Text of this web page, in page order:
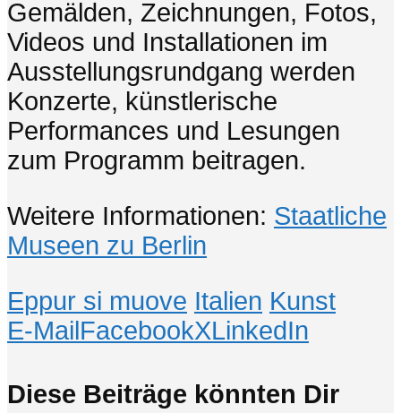
Gemälden, Zeichnungen, Fotos,
Videos und Installationen im
Ausstellungsrundgang werden
Konzerte, künstlerische
Performances und Lesungen
zum Programm beitragen.
Weitere Informationen: Staatliche
Museen zu Berlin
Eppur si muove Italien Kunst
E-MailFacebookXLinkedIn
Diese Beiträge könnten Dir